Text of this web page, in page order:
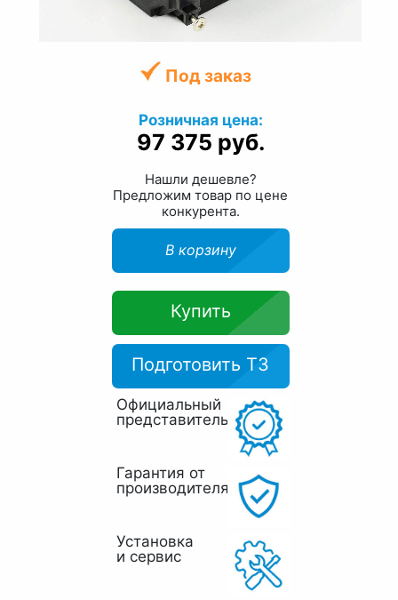
Под заказ
Розничная цена:
97 375 руб.
Нашли дешевле?
Предложим товар по цене
конкурента.
В корзину
Купить
Подготовить ТЗ
Официальный
представитель
Гарантия от
производителя
Установка
и сервис